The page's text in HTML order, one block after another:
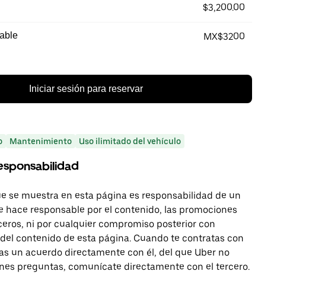
$3,200.00
MX$3200
Iniciar sesión para reservar
Mantenimiento Uso ilimitado del vehículo
se muestra en esta página es responsabilidad de un
hace responsable por el contenido, las promociones
ni por cualquier compromiso posterior con
contenido de esta página. Cuando te contratas con
un acuerdo directamente con él, del que Uber no
preguntas, comunícate directamente con el tercero.